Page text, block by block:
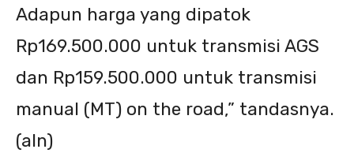
Adapun harga yang dipatok
Rp169.500.000 untuk transmisi AGS
dan Rp159.500.000 untuk transmisi
manual (MT) on the road,” tandasnya.
(aln)